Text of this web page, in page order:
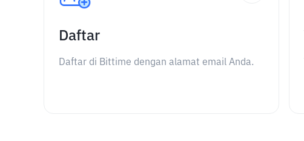
Daftar
Daftar di Bittime dengan alamat email Anda.